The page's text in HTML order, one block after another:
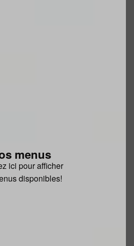
menus
ici pour afficher
disponibles!